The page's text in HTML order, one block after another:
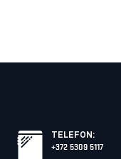
TELEFON :
+372 5309 5117